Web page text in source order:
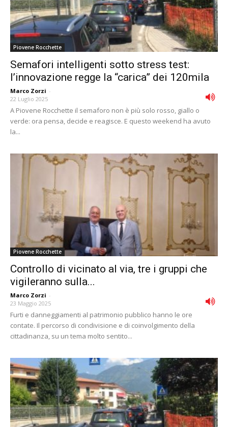
Piovene Rocchette
Semafori intelligenti sotto stress test:
l’innovazione regge la “carica” dei 120mila
Marco Zorzi -
22 Luglio 2025
A Piovene Rocchette il semaforo non è più solo rosso, giallo o
verde: ora pensa, decide e reagisce. E questo weekend ha avuto
la...
Piovene Rocchette
Controllo di vicinato al via, tre i gruppi che
vigileranno sulla...
Marco Zorzi -
23 Maggio 2025
Furti e danneggiamenti al patrimonio pubblico hanno le ore
contate. Il percorso di condivisione e di coinvolgimento della
cittadinanza, su un tema molto sentito...